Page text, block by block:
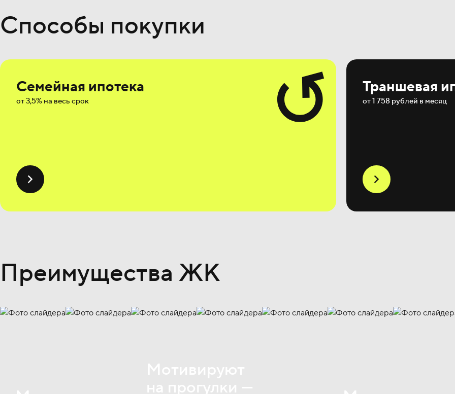
Способы покупки
Семейная ипотека
от 3,5% на весь срок
Траншевая
от 1 758 рублей в месяц
Преимущества ЖК